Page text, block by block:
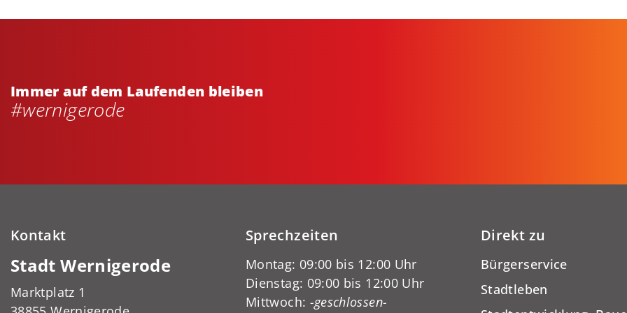
Immer auf dem Laufenden bleiben
#wernigerode
Kontakt
Stadt Wernigerode
Marktplatz 1
Sprechzeiten
Montag: 09:00 bis 12:00 Uhr
Dienstag: 09:00 bis 12:00 Uhr
Mittwoch: -geschlossen-
Direkt zu
Bürgerservice
Stadtleben